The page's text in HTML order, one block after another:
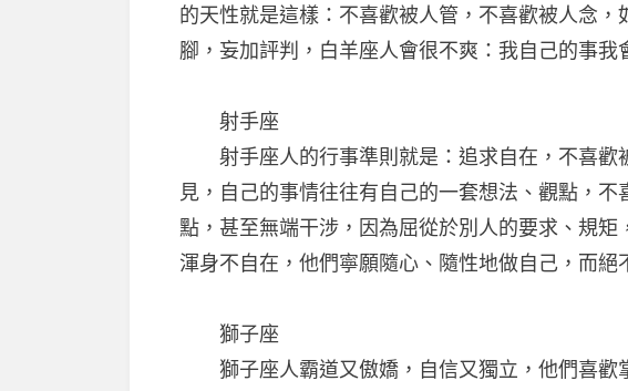
的天性就是這樣：不喜歡被人管，不喜歡被人念，
腳，妄加評判，白羊座人會很不爽：我自己的事我
射手座
射手座人的行事準則就是：追求自在，不喜歡
見，自己的事情往往有自己的一套想法、觀點，
點，甚至無端干涉，因為屈從於別人的要求、規矩
渾身不自在，他們寧願隨心、隨性地做自己，而絕
獅子座
獅子座人霸道又傲嬌，自信又獨立，他們喜歡